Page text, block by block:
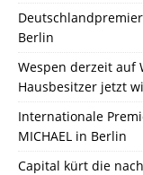
Berlin
Wespen derzeit auf
Hausbesitzer jetzt
Internationale
MICHAEL in Berlin
Capital kürt die